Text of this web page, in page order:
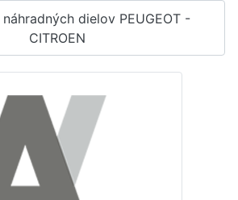
dielov PEUGEOT -
CITROEN